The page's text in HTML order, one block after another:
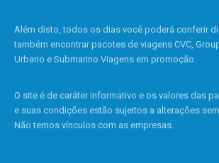
Além disto, todos os dias você poderá conferir
também encontrar pacotes de viagens CVC,
Urbano e Submarino Viagens em promoção.
O site é de caráter informativo e os valores das
e suas condições estão sujeitos a alterações
Não temos vínculos com as empresas.